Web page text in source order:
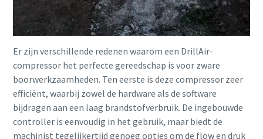
Er zijn verschillende redenen waarom een DrillAir-
compressor het perfecte gereedschap is voor zware
boorwerkzaamheden. Ten eerste is deze compressor zeer
efficiënt, waarbij zowel de hardware als de software
bijdragen aan een laag brandstofverbruik. De ingebouwde
controller is eenvoudig in het gebruik, maar biedt de
machinist tegelijkertijd genoeg opties om de flow en druk